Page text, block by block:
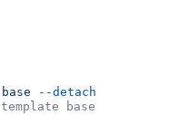
base --detach
base